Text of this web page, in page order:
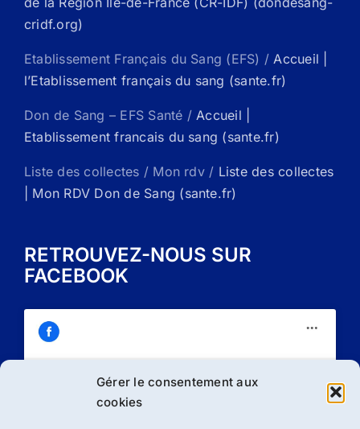
Gérer le consentement aux
cookies
cridf.org)
Etablissement Français du Sang (EFS) /Accueil |
l’Etablissement français du sang (sante.fr)
Don de Sang – EFS Santé /Accueil |
Etablissement francais du sang (sante.fr)
Liste des collectes / Mon rdv / Liste des collectes
| Mon RDV Don de Sang (sante.fr)
RETROUVEZ-NOUS SUR
FACEBOOK
Cliquez sur « J’accepte » pour activer